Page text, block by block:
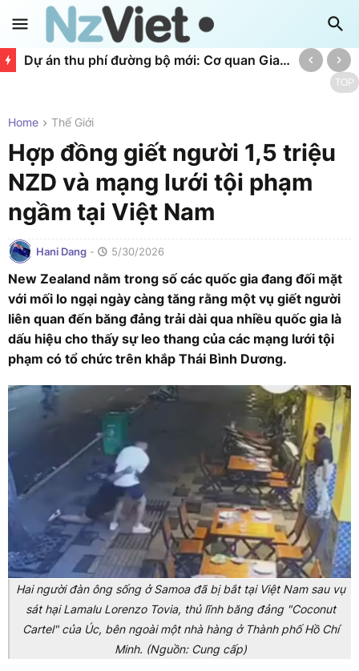
Dự án thu phí đường bộ mới: Cơ quan Giao thông từ chối công khai báo cáo
TOP
Home Thế Giới
Hợp đồng giết người 1,5 triệu
NZD và mạng lưới tội phạm
ngầm tại Việt Nam
Hani Dang - 5/30/2026
New Zealand nằm trong số các quốc gia đang đối mặt
với mối lo ngại ngày càng tăng rằng một vụ giết người
liên quan đến băng đảng trải dài qua nhiều quốc gia là
dấu hiệu cho thấy sự leo thang của các mạng lưới tội
phạm có tổ chức trên khắp Thái Bình Dương.
Hai người đàn ông sống ở Samoa đã bị bắt tại Việt Nam sau vụ
sát hại Lamalu Lorenzo Tovia, thủ lĩnh băng đảng "Coconut
Cartel" của Úc, bên ngoài một nhà hàng ở Thành phố Hồ Chí
Minh. (Nguồn: Cung cấp)